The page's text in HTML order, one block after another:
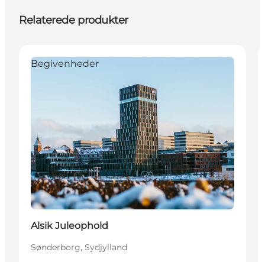
Relaterede produkter
Begivenheder
Alsik Juleophold
Sønderborg, Sydjylland